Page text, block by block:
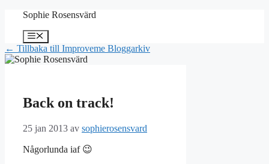
Hoppa
innehåll
Sophie Rosensvärd
Meny
← Tillbaka till Improveme Bloggarkiv
Back on track!
25 jan 2013 av sophierosensvard
Någorlunda iaf 😉